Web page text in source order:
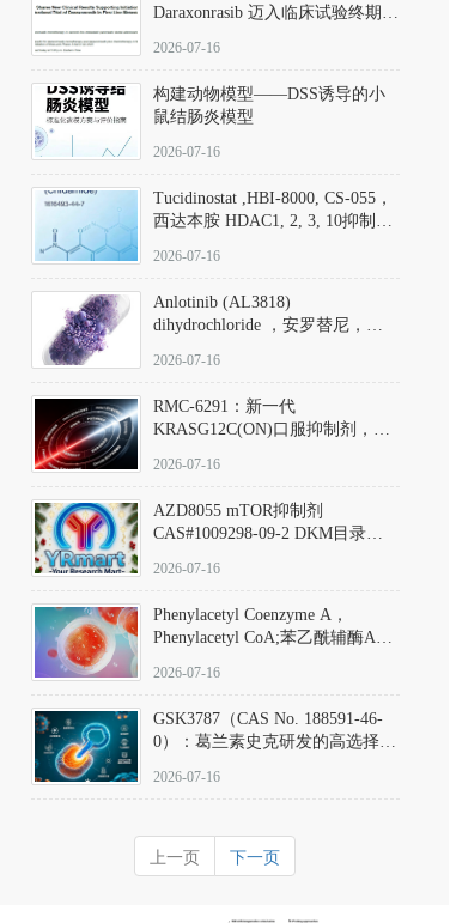
Daraxonrasib 迈入临床试验终期阶
2026-07-16
构建动物模型——DSS诱导的小
鼠结肠炎模型
2026-07-16
Tucidinostat ,HBI-8000, CS-055，
西达本胺 HDAC1, 2, 3, 10抑制剂
D808567) - DKM活性分子
2026-07-16
Anlotinib (AL3818)
dihydrochloride ，安罗替尼，
Hydrochloride实验方法步骤SOP
2026-07-16
RMC-6291：新一代
KRASG12C(ON)口服抑制剂，
(Elironrasib)CAS#2641998-63-0
2026-07-16
AZD8055 mTOR抑制剂
CAS#1009298-09-2 DKM目录号
激酶抑制剂的深度剖析
2026-07-16
Phenylacetyl Coenzyme A，
Phenylacetyl CoA;苯乙酰辅酶A
2026-07-16
GSK3787（CAS No. 188591-46-
0）：葛兰素史克研发的高选择
抗剂，被广泛视为研究PPARδ核
靶点药理机制的金标准化学探
针。
2026-07-16
上一页 下一页